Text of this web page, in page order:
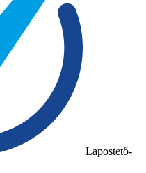
Lapostető-